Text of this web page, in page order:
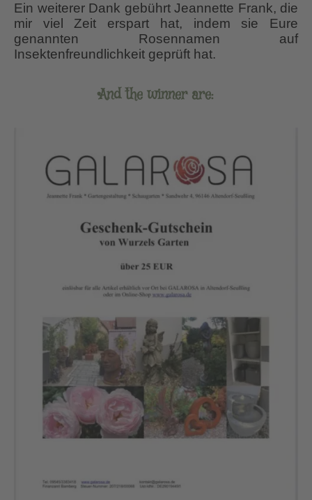
Ein weiterer Dank gebührt Jeannette Frank, die
mir viel Zeit erspart hat, indem sie Eure
genannten Rosennamen auf
Insektenfreundlichkeit geprüft hat.
And the winner are: